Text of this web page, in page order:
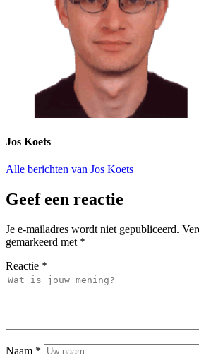
Jos Koets
Alle berichten van Jos Koets
Geef een reactie
Je e-mailadres wordt niet gepubliceerd.
gemarkeerd met *
Reactie *
Naam *